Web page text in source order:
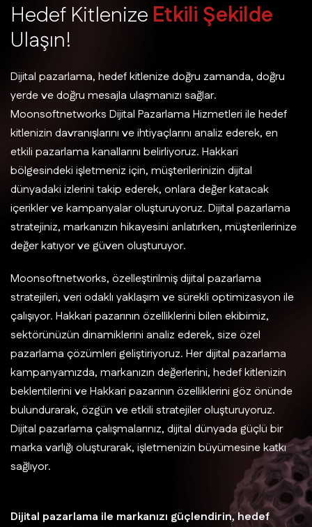
Hedef Kitlenize Etkili Şekilde
Ulaşın!
Dijital pazarlama, hedef kitlenize doğru zamanda, doğru
yerde ve doğru mesajla ulaşmanızı sağlar.
Moonsoftnetworks Dijital Pazarlama Hizmetleri ile hedef
kitlenizin davranışlarını ve ihtiyaçlarını analiz ederek, en
etkili pazarlama kanallarını belirliyoruz. Hakkari
bölgesindeki işletmeniz için, müşterilerinizin dijital
dünyadaki izlerini takip ederek, onlara değer katacak
içerikler ve kampanyalar oluşturuyoruz. Dijital pazarlama
stratejiniz, markanızın hikayesini anlatırken, müşterilerinize
değer katıyor ve güven oluşturuyor.
Moonsoftnetworks, özelleştirilmiş dijital pazarlama
stratejileri, veri odaklı yaklaşım ve sürekli optimizasyon ile
çalışıyor. Hakkari pazarının özelliklerini bilen ekibimiz,
sektörünüzün dinamiklerini analiz ederek, size özel
pazarlama çözümleri geliştiriyoruz. Her dijital pazarlama
kampanyamızda, markanızın değerlerini, hedef kitlenizin
beklentilerini ve Hakkari pazarının özelliklerini göz önünde
bulundurarak, özgün ve etkili stratejiler oluşturuyoruz.
Dijital pazarlama çalışmalarınız, dijital dünyada güçlü bir
marka varlığı oluşturarak, işletmenizin büyümesine katkı
sağlıyor.
Dijital pazarlama ile markanızı güçlendirin, hedef